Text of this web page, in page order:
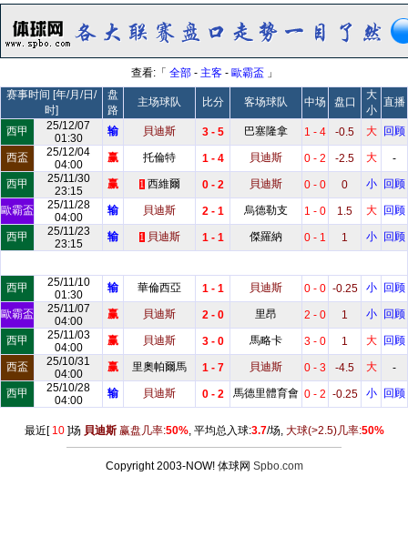
查看:「 全部- 主客- 歐霸盃 」
赛事时间 [年/月/日/
时]
盘
路
主场球队 比分 客场球队 中场 盘口
大
小
直播
西甲
25/12/07
01:30
输 貝迪斯 3 - 5 巴塞隆拿 1 - 4 -0.5 大 回顾
西盃
25/12/04
04:00
赢 托倫特 1 - 4 貝迪斯 0 - 2 -2.5 大
-
西甲
25/11/30
23:15
赢 1 西維爾 0 - 2 貝迪斯 0 - 0 0 小 回顾
歐霸盃
25/11/28
04:00
输 貝迪斯 2 - 1 烏德勒支 1 - 0 1.5 大 回顾
西甲
25/11/23
23:15
输 1 貝迪斯 1 - 1 傑羅納 0 - 1 1 小 回顾
西甲
25/11/10
01:30
输 華倫西亞 1 - 1 貝迪斯 0 - 0 -0.25 小 回顾
歐霸盃
25/11/07
04:00
赢 貝迪斯 2 - 0 里昂 2 - 0 1 小 回顾
西甲
25/11/03
04:00
赢 貝迪斯 3 - 0 馬略卡 3 - 0 1 大 回顾
西盃
25/10/31
04:00
赢 里奧帕爾馬 1 - 7 貝迪斯 0 - 3 -4.5 大
-
西甲
25/10/28
04:00
输 貝迪斯 0 - 2 馬德里體育會 0 - 2 -0.25 小 回顾
最近[ 10]场 貝迪斯赢盘几率:50%, 平均总入球:3.7/场, 大球(>2.5)几率:50%
Copyright 2003-NOW! 体球网 Spbo.com